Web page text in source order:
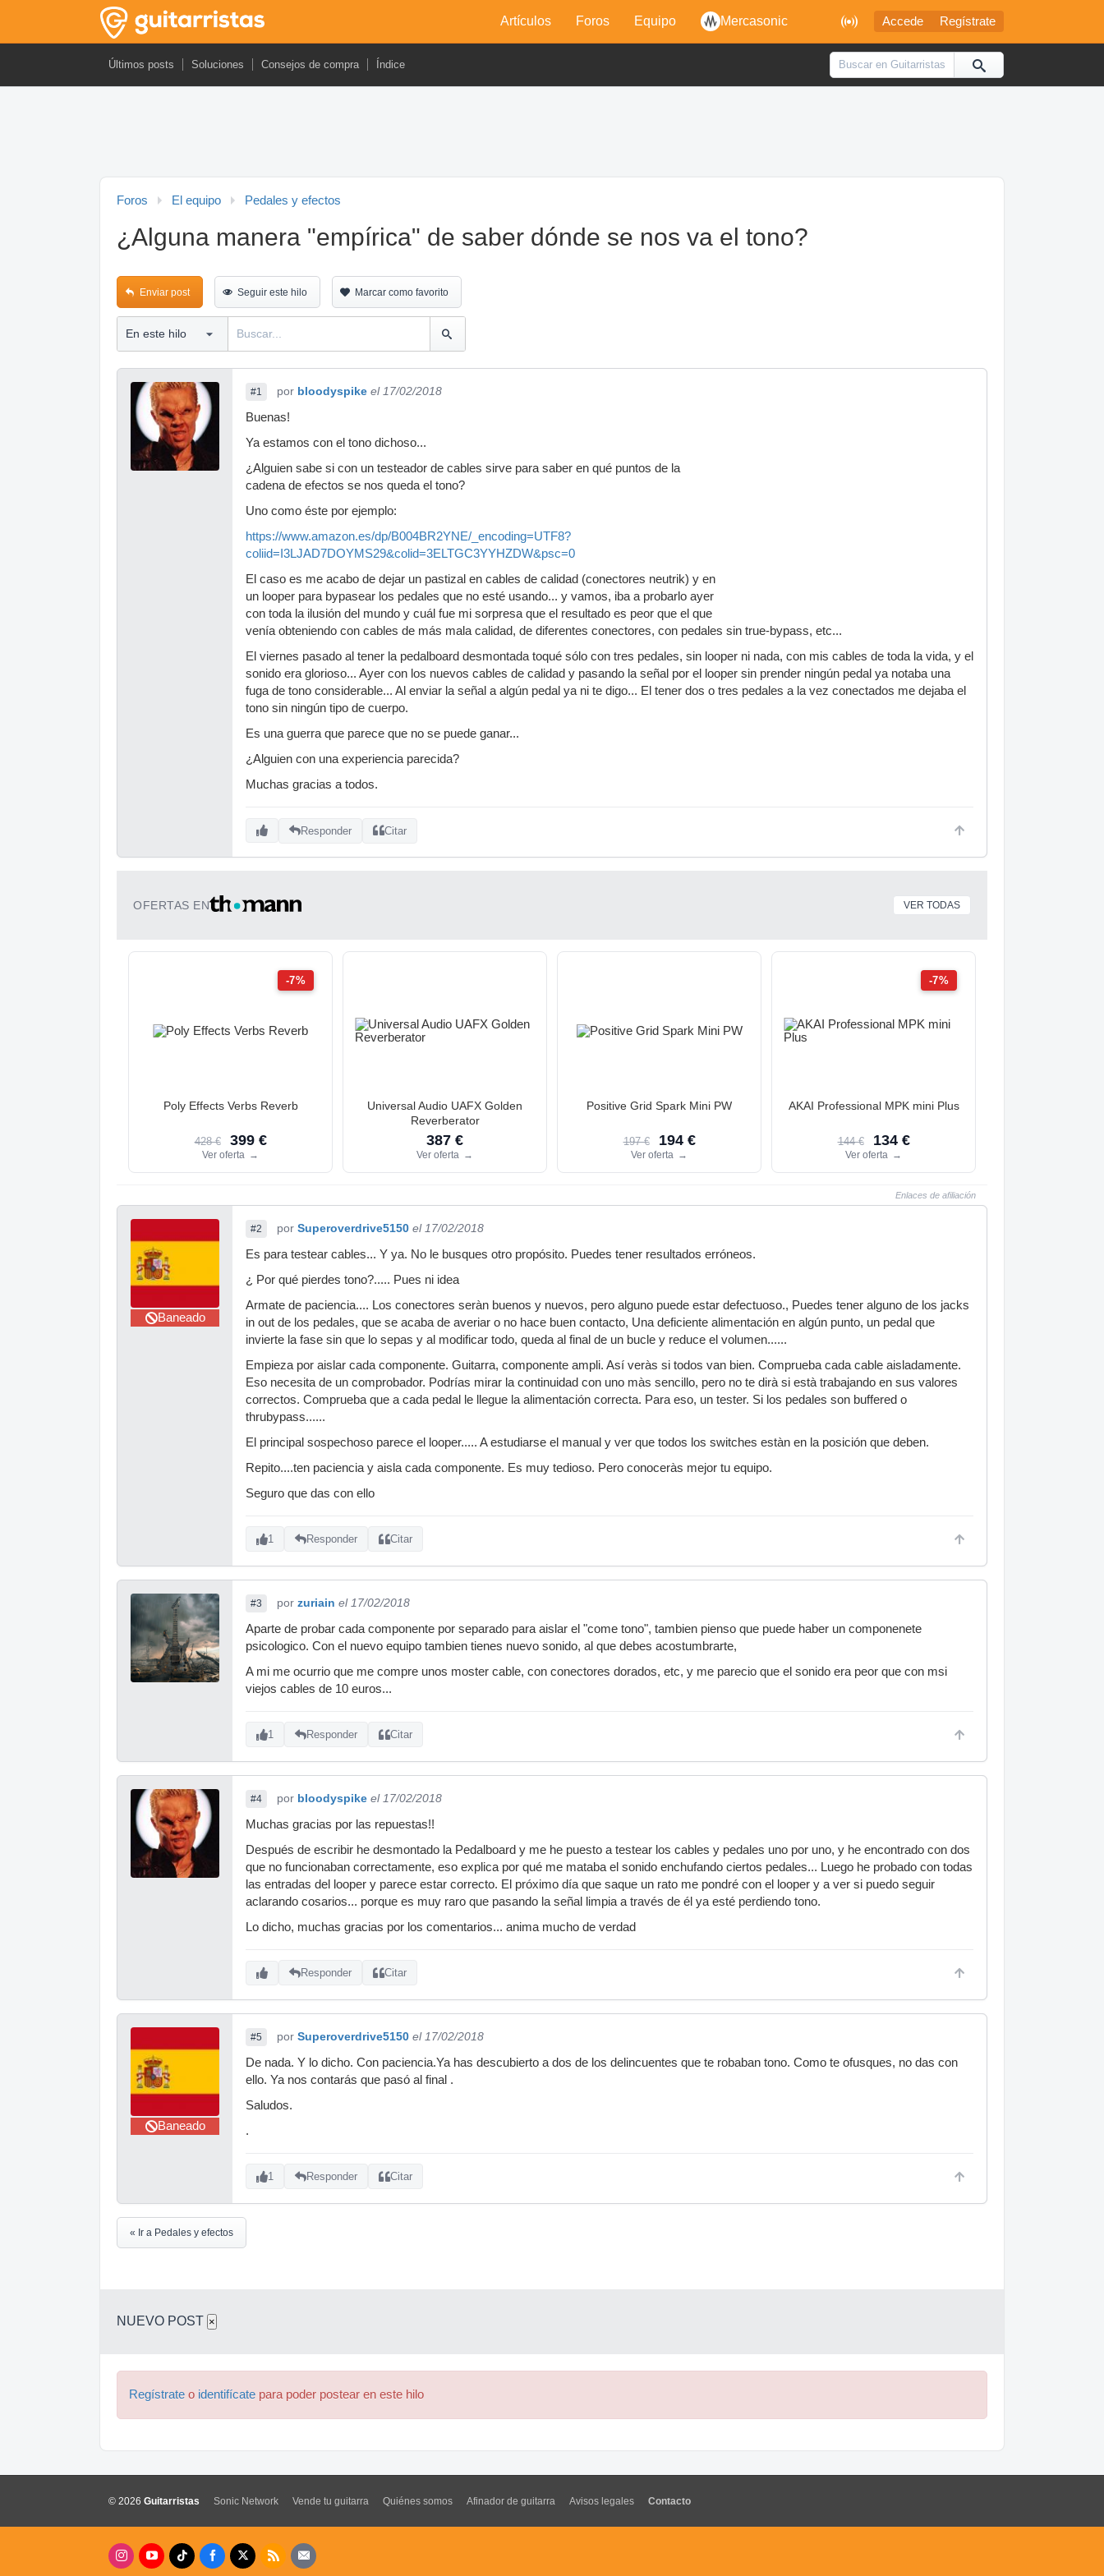
 Accede Regístrate
Artículos Foros Equipo Mercasonic
Últimos posts Soluciones Consejos de compra Índice
Foros El equipo Pedales y efectos
¿Alguna manera "empírica" de saber dónde se nos va el tono?
Enviar post Seguir este hilo Marcar como favorito
#1 por bloodyspike el 17/02/2018
Buenas!
Ya estamos con el tono dichoso...
¿Alguien sabe si con un testeador de cables sirve para saber en qué puntos de la
cadena de efectos se nos queda el tono?
Uno como éste por ejemplo:
https://www.amazon.es/dp/B004BR2YNE/_encoding=UTF8?
coliid=I3LJAD7DOYMS29&colid=3ELTGC3YYHZDW&psc=0
El caso es me acabo de dejar un pastizal en cables de calidad (conectores neutrik) y en
un looper para bypasear los pedales que no esté usando... y vamos, iba a probarlo ayer
con toda la ilusión del mundo y cuál fue mi sorpresa que el resultado es peor que el que
venía obteniendo con cables de más mala calidad, de diferentes conectores, con pedales sin true-bypass, etc...
El viernes pasado al tener la pedalboard desmontada toqué sólo con tres pedales, sin looper ni nada, con mis cables de toda la vida, y el
sonido era glorioso... Ayer con los nuevos cables de calidad y pasando la señal por el looper sin prender ningún pedal ya notaba una
fuga de tono considerable... Al enviar la señal a algún pedal ya ni te digo... El tener dos o tres pedales a la vez conectados me dejaba el
tono sin ningún tipo de cuerpo.
Es una guerra que parece que no se puede ganar...
¿Alguien con una experiencia parecida?
Muchas gracias a todos.
Responder Citar
OFERTAS EN VER TODAS
-7%
Poly Effects Verbs Reverb
428 € 399 €
Ver oferta →
Universal Audio UAFX Golden
Reverberator
387 €
Ver oferta →
Positive Grid Spark Mini PW
197 € 194 €
Ver oferta →
-7%
AKAI Professional MPK mini Plus
144 € 134 €
Ver oferta →
Enlaces de afiliación
Baneado
#2 por Superoverdrive5150 el 17/02/2018
Es para testear cables... Y ya. No le busques otro propósito. Puedes tener resultados erróneos.
¿ Por qué pierdes tono?..... Pues ni idea
Armate de paciencia.... Los conectores seràn buenos y nuevos, pero alguno puede estar defectuoso., Puedes tener alguno de los jacks
in out de los pedales, que se acaba de averiar o no hace buen contacto, Una deficiente alimentación en algún punto, un pedal que
invierte la fase sin que lo sepas y al modificar todo, queda al final de un bucle y reduce el volumen......
Empieza por aislar cada componente. Guitarra, componente ampli. Así veràs si todos van bien. Comprueba cada cable aisladamente.
Eso necesita de un comprobador. Podrías mirar la continuidad con uno màs sencillo, pero no te dirà si està trabajando en sus valores
correctos. Comprueba que a cada pedal le llegue la alimentación correcta. Para eso, un tester. Si los pedales son buffered o
thrubypass......
El principal sospechoso parece el looper..... A estudiarse el manual y ver que todos los switches estàn en la posición que deben.
Repito....ten paciencia y aisla cada componente. Es muy tedioso. Pero conoceràs mejor tu equipo.
Seguro que das con ello
1 Responder Citar
#3 por zuriain el 17/02/2018
Aparte de probar cada componente por separado para aislar el "come tono", tambien pienso que puede haber un componenete
psicologico. Con el nuevo equipo tambien tienes nuevo sonido, al que debes acostumbrarte,
A mi me ocurrio que me compre unos moster cable, con conectores dorados, etc, y me parecio que el sonido era peor que con msi
viejos cables de 10 euros...
1 Responder Citar
#4 por bloodyspike el 17/02/2018
Muchas gracias por las repuestas!!
Después de escribir he desmontado la Pedalboard y me he puesto a testear los cables y pedales uno por uno, y he encontrado con dos
que no funcionaban correctamente, eso explica por qué me mataba el sonido enchufando ciertos pedales... Luego he probado con todas
las entradas del looper y parece estar correcto. El próximo día que saque un rato me pondré con el looper y a ver si puedo seguir
aclarando cosarios... porque es muy raro que pasando la señal limpia a través de él ya esté perdiendo tono.
Lo dicho, muchas gracias por los comentarios... anima mucho de verdad
Responder Citar
Baneado
#5 por Superoverdrive5150 el 17/02/2018
De nada. Y lo dicho. Con paciencia.Ya has descubierto a dos de los delincuentes que te robaban tono. Como te ofusques, no das con
ello. Ya nos contarás que pasó al final .
Saludos.
.
1 Responder Citar
« Ir a Pedales y efectos
NUEVO POST ×
Regístrate o identifícate para poder postear en este hilo
© 2026 Guitarristas Sonic Network Vende tu guitarra Quiénes somos Afinador de guitarra Avisos legales Contacto